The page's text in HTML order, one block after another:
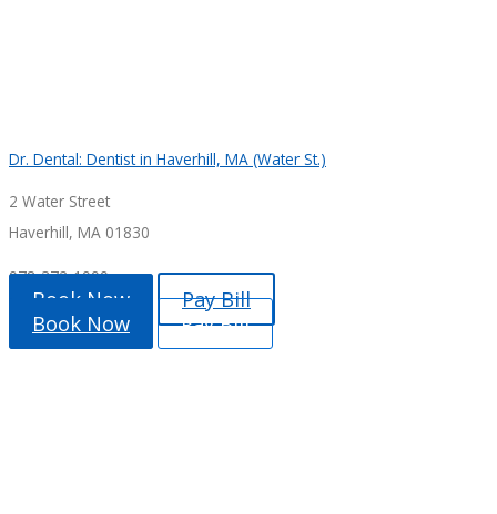
Dr. Dental: Dentist in Haverhill, MA (Water St.)
2 Water Street
Haverhill, MA 01830
978-372-1999
Book Now
Pay Bill
Book Now
Pay Bill